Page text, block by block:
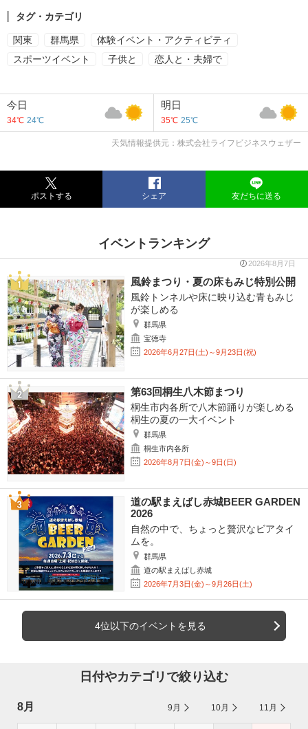
タグ・カテゴリ
関東 群馬県
体験イベント・アクティビティ
スポーツイベント
子供と 恋人と・夫婦で
今日
34℃ 24℃
明日
35℃ 25℃
天気情報提供元：株式会社ライフビジネスウェザー
ポストする シェア 友だちに送る
イベントランキング
2026年8月7日
風鈴まつり・夏の床もみじ特別公開
風鈴トンネルや床に映り込む青もみじ
が楽しめる
群馬県
宝徳寺
2026年6月27日(土)～9月23日(祝)
第63回桐生八木節まつり
桐生市内各所で八木節踊りが楽しめる
桐生の夏の一大イベント
群馬県
桐生市内各所
2026年8月7日(金)～9日(日)
道の駅まえばし赤城BEER GARDEN
2026
自然の中で、ちょっと贅沢なビアタイ
ムを。
群馬県
道の駅まえばし赤城
2026年7月3日(金)～9月26日(土)
4位以下のイベントを見る
日付やカテゴリで絞り込む
8月 9月 10月 11月